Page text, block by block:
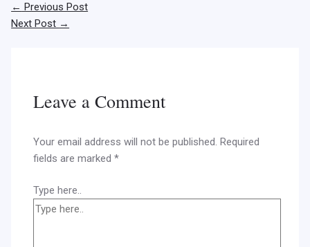
← Previous Post
Next Post →
Leave a Comment
Your email address will not be published. Required
fields are marked*
Type here..